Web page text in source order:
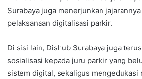
Surabaya juga menerjunkan
pelaksanaan digitalisasi parkir.
Di sisi lain, Dishub Surabaya juga
sosialisasi kepada juru parkir yang
sistem digital, sekaligus mengedukasi